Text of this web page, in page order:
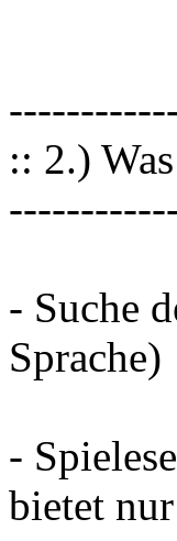
:: 2.)
- Suche
Sprache)
-
bietet